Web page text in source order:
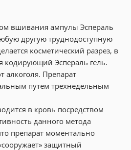
вшивания ампулы Эспераль
другую труднодоступную
косметический разрез, в
кодирующий Эспераль гель.
алкоголя. Препарат
путем трехнедельным
в кровь посредством
данного метода
препарат моментально
защитный